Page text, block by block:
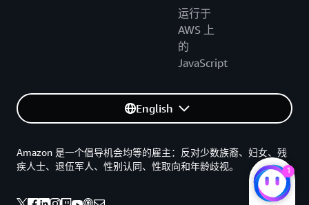
运行于
AWS 上
的
JavaScript
English
Amazon 是一个倡导机会均等的雇主：反对少数族裔、妇女、残
疾人士、退伍军人、性别认同、性取向和年龄歧视。
1